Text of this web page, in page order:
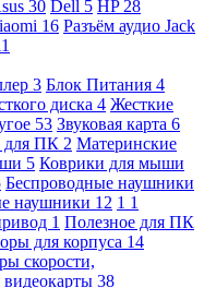
30 Dell 5 HP 28
16 Разъём аудио Jack
3 Блок Питания 4
диска 4 Жесткие
53 Звуковая карта 6
для ПК 2 Материнские
5 Коврики для мыши
Беспроводные наушники
наушники 12 1 1
1 Полезное для ПК
для корпуса 14
скорости,
38